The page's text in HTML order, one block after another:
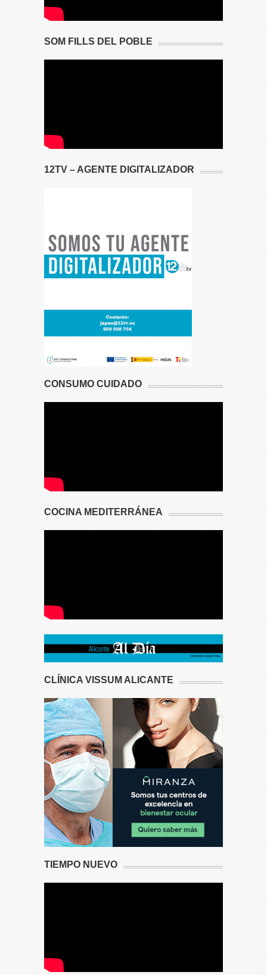
SOM FILLS DEL POBLE
12TV – AGENTE DIGITALIZADOR
CONSUMO CUIDADO
COCINA MEDITERRÁNEA
CLÍNICA VISSUM ALICANTE
TIEMPO NUEVO